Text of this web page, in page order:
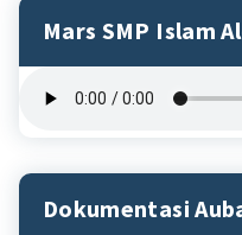
Mars SMP Islam
Dokumentasi